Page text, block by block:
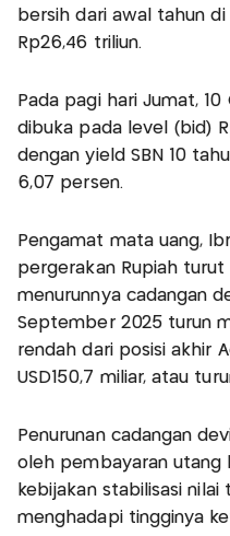
bersih dari awal tahun
Rp26,46 triliun.
Pada pagi hari Jumat,
dibuka pada level (bid)
dengan yield SBN 10
6,07 persen.
Pengamat mata uang,
pergerakan Rupiah
menurunnya cadangan
September 2025 turun
rendah dari posisi akhir
USD150,7 miliar, atau
Penurunan cadangan
oleh pembayaran utang
kebijakan stabilisasi nilai
menghadapi tingginya